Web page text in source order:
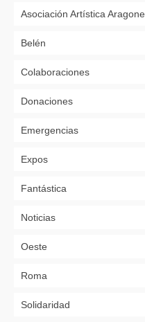
Asociación Artística
Belén
Colaboraciones
Donaciones
Emergencias
Expos
Fantástica
Noticias
Oeste
Roma
Solidaridad